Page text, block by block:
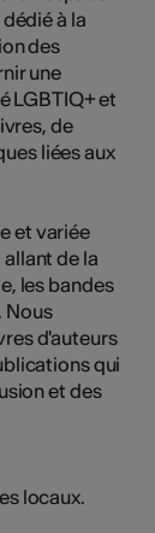
à la
des
une
LGBTIQ+ et
de
liées aux
et variée
de la
les bandes
Nous
d'auteurs
qui
et des
locaux.